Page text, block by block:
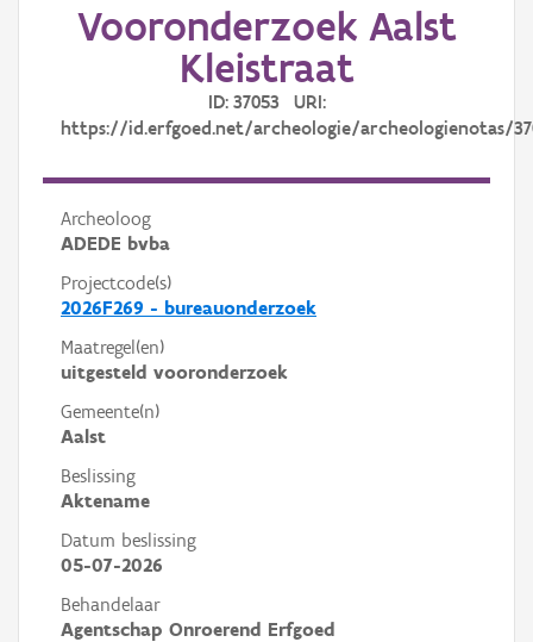
AanmeldenVooronderzoek Aalst
Kleistraat
ID: 37053 URI:
https://id.erfgoed.net/archeologie/archeologienotas/
Archeoloog
ADEDE bvba
Projectcode(s)
2026F269 - bureauonderzoek
Maatregel(en)
uitgesteld vooronderzoek
Gemeente(n)
Aalst
Beslissing
Aktename
Datum beslissing
05-07-2026
Behandelaar
Agentschap Onroerend Erfgoed